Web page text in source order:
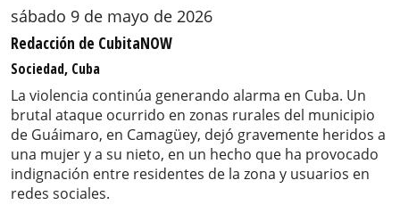
sábado 9 de mayo de 2026
Redacción de CubitaNOW
Sociedad, Cuba
La violencia continúa generando alarma en Cuba. Un
brutal ataque ocurrido en zonas rurales del municipio
de Guáimaro, en Camagüey, dejó gravemente heridos a
una mujer y a su nieto, en un hecho que ha provocado
indignación entre residentes de la zona y usuarios en
redes sociales.